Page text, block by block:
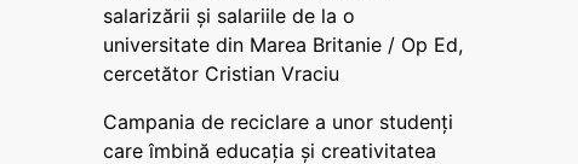
salarizării și salariile de la o
universitate din Marea Britanie / Op Ed,
cercetător Cristian Vraciu
Campania de reciclare a unor studenți
care îmbină educația și creativitatea